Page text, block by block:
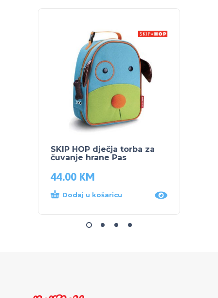
SKIP HOP dječja torba za
čuvanje hrane Pas
44.00 KM
Dodaj u košaricu